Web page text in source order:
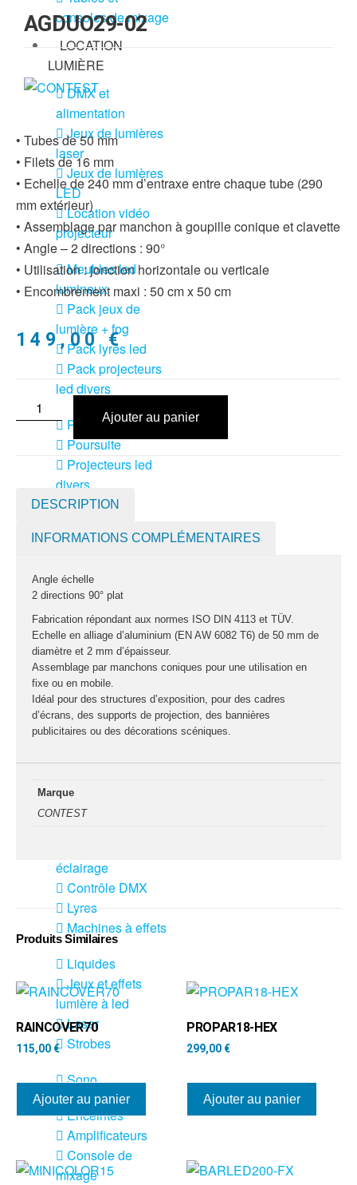
consoles de mixage
LOCATION
LUMIÈRE
DMX et
alimentation
Jeux de lumières
laser
Jeux de lumières
LED
Location vidéo
projecteur
Meubles led
lumineux
Pack jeux de
lumière + fog
Pack lyres led
Pack projecteurs
led divers
Pied et structure
Poursuite
Projecteurs led
divers
LOCATION
MACHINE À EFFETS
brouillard
Machines à
confetti
Machines à
étincelles froide
Machines à
fumée-geyser
ÉCLAIRAGE
Éclairage
Projecteurs LED
éclairage
Contrôle DMX
Lyres
Machines à effets
Liquides
Jeux et effets
lumière à led
Laser
Strobes
Sono
Enceintes
Amplificateurs
Console de
mixage
AGDUO29-02
• Tubes de 50 mm
• Filets de 16 mm
• Echelle de 240 mm d’entraxe entre chaque tube (290
mm extérieur)
• Assemblage par manchon à goupille conique et clavette
• Angle – 2 directions : 90°
• Utilisation : jonction horizontale ou verticale
• Encombrement maxi : 50 cm x 50 cm
149,00€
Ajouter au panier
DESCRIPTION
INFORMATIONS COMPLÉMENTAIRES
Angle échelle
2 directions 90° plat
Fabrication répondant aux normes ISO DIN 4113 et TÜV.
Echelle en alliage d’aluminium (EN AW 6082 T6) de 50 mm de
diamètre et 2 mm d’épaisseur.
Assemblage par manchons coniques pour une utilisation en
fixe ou en mobile.
Idéal pour des structures d’exposition, pour des cadres
d’écrans, des supports de projection, des bannières
publicitaires ou des décorations scéniques.
Marque
CONTEST
Produits Similaires
RAINCOVER70
115,00 €
Ajouter au panier
PROPAR18-HEX
299,00 €
Ajouter au panier